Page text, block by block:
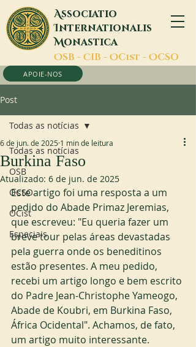
Associatio
Internationalis
Monastica
OSB - CIB - OCist - OCSO
APOIE-NOS
Post
Todas as notícias
OSB
OCSO
OCist
Especiais
Todas as notícias
Burkina Faso
6 de jun. de 2025 1 min de leitura
Atualizado: 6 de jun. de 2025
Este artigo foi uma resposta a um
pedido do Abade Primaz Jeremias,
que escreveu: "Eu queria fazer um
breve tour pelas áreas devastadas
pela guerra onde os beneditinos
estão presentes. A meu pedido,
recebi um artigo longo e bem escrito
do Padre Jean-Christophe Yameogo,
Abade de Koubri, em Burkina Faso,
África Ocidental". Achamos, de fato,
um artigo muito interessante.